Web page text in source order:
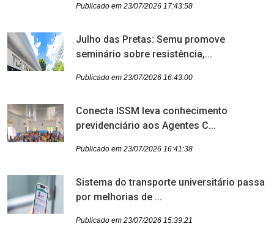
Publicado em 23/07/2026 17:43:58
Julho das Pretas: Semu promove
seminário sobre resistência,...
Publicado em 23/07/2026 16:43:00
Conecta ISSM leva conhecimento
previdenciário aos Agentes C...
Publicado em 23/07/2026 16:41:38
Sistema do transporte universitário passa
por melhorias de ...
Publicado em 23/07/2026 15:39:21